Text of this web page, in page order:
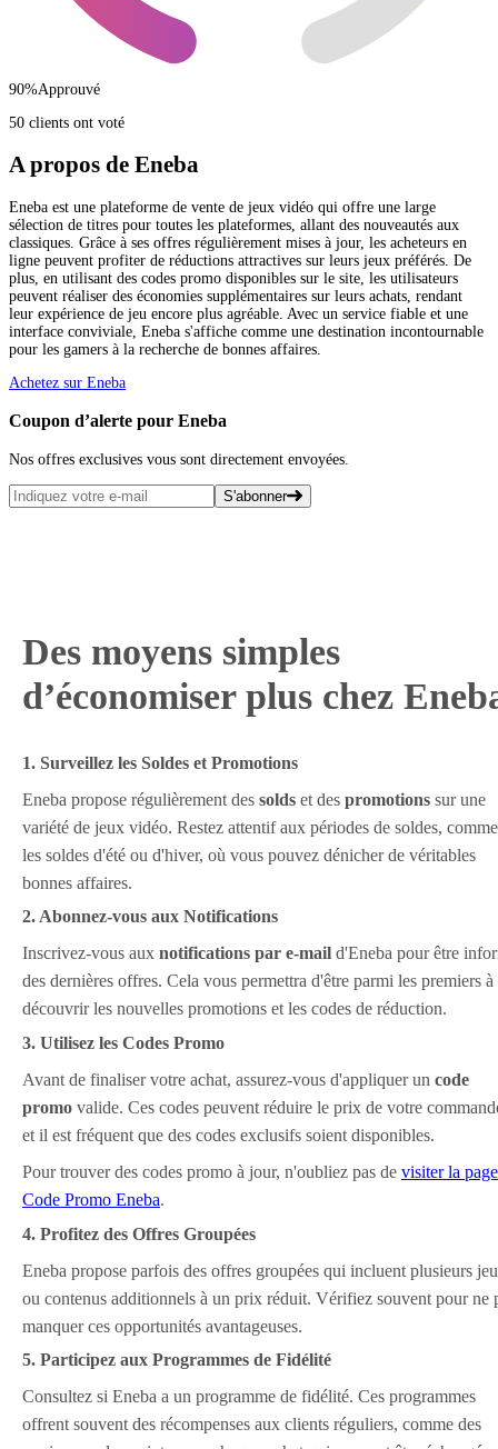
90%Approuvé
50 clients ont voté
A propos de Eneba
Eneba est une plateforme de vente de jeux vidéo qui offre une large
sélection de titres pour toutes les plateformes, allant des nouveautés aux
classiques. Grâce à ses offres régulièrement mises à jour, les acheteurs en
ligne peuvent profiter de réductions attractives sur leurs jeux préférés. De
plus, en utilisant des codes promo disponibles sur le site, les utilisateurs
peuvent réaliser des économies supplémentaires sur leurs achats, rendant
leur expérience de jeu encore plus agréable. Avec un service fiable et une
interface conviviale, Eneba s'affiche comme une destination incontournable
pour les gamers à la recherche de bonnes affaires.
Achetez sur Eneba
Coupon d’alerte pour Eneba
Nos offres exclusives vous sont directement envoyées.
S'abonner
Des moyens simples
d’économiser plus chez
1. Surveillez les Soldes et Promotions
Eneba propose régulièrement des solds et des promotions sur une
variété de jeux vidéo. Restez attentif aux périodes de soldes, comme
les soldes d'été ou d'hiver, où vous pouvez dénicher de véritables
bonnes affaires.
2. Abonnez-vous aux Notifications
Inscrivez-vous aux notifications par e-mail d'Eneba pour être
des dernières offres. Cela vous permettra d'être parmi les premiers à
découvrir les nouvelles promotions et les codes de réduction.
3. Utilisez les Codes Promo
Avant de finaliser votre achat, assurez-vous d'appliquer un code
promo valide. Ces codes peuvent réduire le prix de votre
et il est fréquent que des codes exclusifs soient disponibles.
Pour trouver des codes promo à jour, n'oubliez pas de visiter la page
Code Promo Eneba.
4. Profitez des Offres Groupées
Eneba propose parfois des offres groupées qui incluent plusieurs
ou contenus additionnels à un prix réduit. Vérifiez souvent pour ne
manquer ces opportunités avantageuses.
5. Participez aux Programmes de Fidélité
Consultez si Eneba a un programme de fidélité. Ces programmes
offrent souvent des récompenses aux clients réguliers, comme des